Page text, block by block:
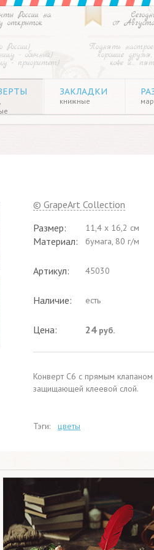
07
Поднять
хорошие
кофе и…
России на
открыток
России)
- обычный)
- приоритет)
ЗАКЛАДКИ
книжные
© GrapeArt Collection
Размер:
11,4 x 16,2 см
Материал: бумага, 80 г/м
Артикул: 45030
Наличие: есть
Цена: 24руб.
Конверт C6 с прямым
защищающей клеевой слой.
Тэги: цветы